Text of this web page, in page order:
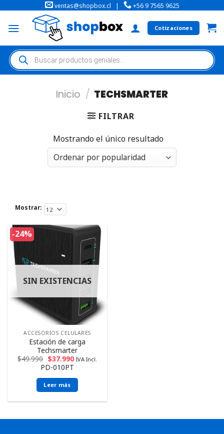
ventas@shopbox.cl | +56 9 7565 9625
Cotizaciones
Inicio / TECHSMARTER
FILTRAR
Mostrando el único resultado
Mostrar:
-24%
SIN EXISTENCIAS
ACCESORIOS CELULARES
Estación de carga
Techsmarter
$49.990 $37.990 IVA Incl.
PD-010PT
Leer más